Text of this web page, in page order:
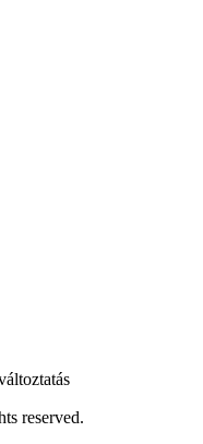
reserved.